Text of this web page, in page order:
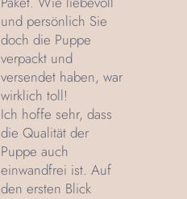
und persönlich Sie
doch die Puppe
verpackt und
versendet haben, war
wirklich toll!
Ich hoffe sehr, dass
die Qualität der
Puppe auch
einwandfrei ist. Auf
den ersten Blick